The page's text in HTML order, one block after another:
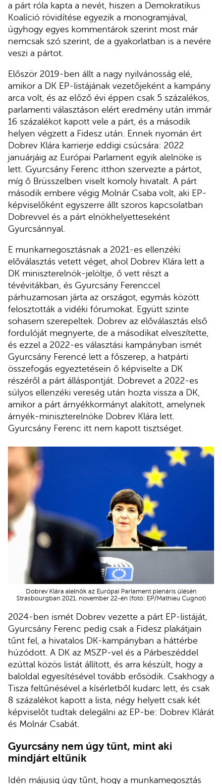
a párt róla kapta a nevét, hiszen a Demokratikus
Koalíció rövidítése egyezik a monogramjával,
úgyhogy egyes kommentárok szerint most már
nemcsak szó szerint, de a gyakorlatban is a nevére
veszi a pártot.
Először 2019-ben állt a nagy nyilvánosság elé,
amikor a DK EP-listájának vezetőjeként a kampány
arca volt, és az előző évi éppen csak 5 százalékos,
parlamenti választáson elért eredmény után immár
16 százalékot kapott vele a párt, és a második
helyen végzett a Fidesz után. Ennek nyomán ért
Dobrev Klára karrierje eddigi csúcsára: 2022
januárjáig az Európai Parlament egyik alelnöke is
lett. Gyurcsány Ferenc itthon szervezte a pártot,
míg ő Brüsszelben viselt komoly hivatalt. A párt
második embere végig Molnár Csaba volt, aki EP-
képviselőként egyszerre állt szoros kapcsolatban
Dobrevvel és a párt elnökhelyetteseként
Gyurcsánnyal.
E munkamegosztásnak a 2021-es ellenzéki
előválasztás vetett véget, ahol Dobrev Klára lett a
DK miniszterelnök-jelöltje, ő vett részt a
tévévitákban, és Gyurcsány Ferenccel
párhuzamosan járta az országot, egymás között
felosztották a vidéki fórumokat. Együtt szinte
sohasem szerepeltek. Dobrev az előválasztás első
fordulóját megnyerte, de a másodikat elveszítette,
és ezzel a 2022-es választási kampányban ismét
Gyurcsány Ferencé lett a főszerep, a hatpárti
összefogás egyeztetésein ő képviselte a DK
részéről a párt álláspontját. Dobrevet a 2022-es
súlyos ellenzéki vereség után hozta vissza a DK,
amikor a párt árnyékkormányt alakított, amelynek
árnyék-miniszterelnöke Dobrev Klára lett.
Gyurcsány Ferenc itt nem kapott tisztséget.
Dobrev Klára alelnök az Európai Parlament plenáris ülésén
Strasbourgban 2021. november 22-én (fotó: EP/Mathieu Cugnot)
2024-ben ismét Dobrev vezette a párt EP-listáját,
Gyurcsány Ferenc pedig csak a Fidesz plakátjain
tűnt fel, a hivatalos DK-kampányban a háttérbe
húzódott. A DK az MSZP-vel és a Párbeszéddel
ezúttal közös listát állított, és arra készült, hogy a
baloldal egyesítésével tovább erősödik. Csakhogy a
Tisza feltűnésével a kísérletből kudarc lett, és csak
8 százalékot kapott a lista, négy helyett csak két
képviselőt tudtak delegálni az EP-be: Dobrev Klárát
és Molnár Csabát.
Gyurcsány nem úgy tűnt, mint aki
mindjárt eltűnik
Idén májusig úgy tűnt, hogy a munkamegosztás